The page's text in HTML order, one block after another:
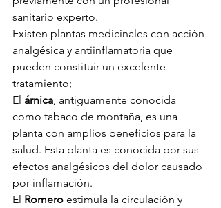
sanitario experto.
Existen plantas medicinales con acción
analgésica y antiinflamatoria que
pueden constituir un excelente
tratamiento;
El árnica , antiguamente conocida
como tabaco de montaña, es una
planta con amplios beneficios para la
salud. Esta planta es conocida por sus
efectos analgésicos del dolor causado
por inflamación.
El Romero estimula la circulación y